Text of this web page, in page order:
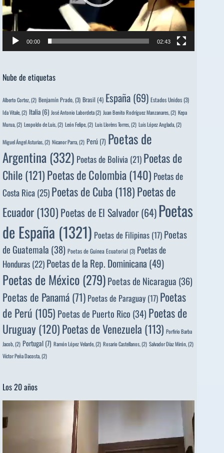
00:00 02:43
Nube de etiquetas
Alberto Cortez,(2) Benjamín Prado,(3) Brasil (4) España (69) Estados Unidos(3)
Ida Vitale,(2) Italia (6) José Antonio Labordeta(2) Juan Benito Rodríguez Manzanares,(2) Kepa
Murua,(2) Leopoldo de Luis,(2) León Felipe,(2) Luis Llorèns Torres,(2) Luis López Anglada,(2)
Miguel Ángel Asturias,(2) Nicanor Parra,(2) Perú (7) Poetas de
Argentina (332) Poetas de Bolivia (21) Poetas de
Chile(121)Poetas de Colombia(140) Poetas de
Costa Rica(25)Poetas de Cuba (118)Poetas de
Ecuador(130) Poetas de El Salvador(64)Poetas
de España (1321) Poetas de Filipinas (17) Poetas
de Guatemala (38) Poetas de Guinea Ecuatorial (3) Poetas de
Honduras (22) Poetas de la Rep. Dominicana (49)
Poetas de México(279)Poetas de Nicaragua (36)
Poetas de Panamá (71) Poetas de Paraguay (17) Poetas
de Perú (105) Poetas de Puerto Rico (34) Poetas de
Uruguay(120)Poetas de Venezuela (113) Porfirio Barba
Jacob,(2) Portugal (7) Ramón López Velarde,(2) Rosario Castellanos,(2) Salvador Díaz Mirón,(2)
Víctor Peña Dacosta,(2)
Los 20 años
de
vídeo